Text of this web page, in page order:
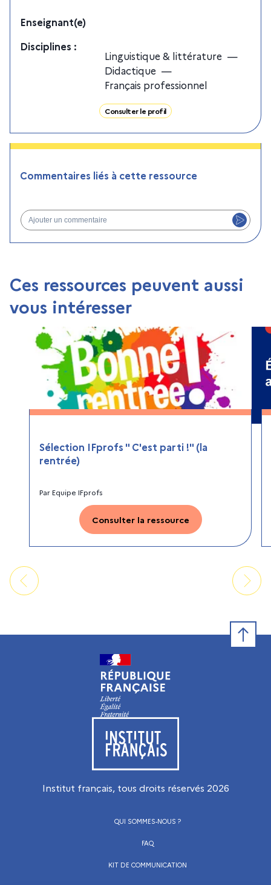
Enseignant(e)
Disciplines :
Linguistique & littérature —
Didactique —
Français professionnel
Consulter le profil
Commentaires liés à cette ressource
Ajouter un commentaire
Ces ressources peuvent aussi
vous intéresser
Sélection IFprofs " C'est parti !" (la
rentrée)
ParEquipe IFprofs
Consulter la ressource
Visiter le site de l’Institut français
Institut français, tous droits réservés 2026
QUI SOMMES-NOUS ?
FAQ
KIT DE COMMUNICATION